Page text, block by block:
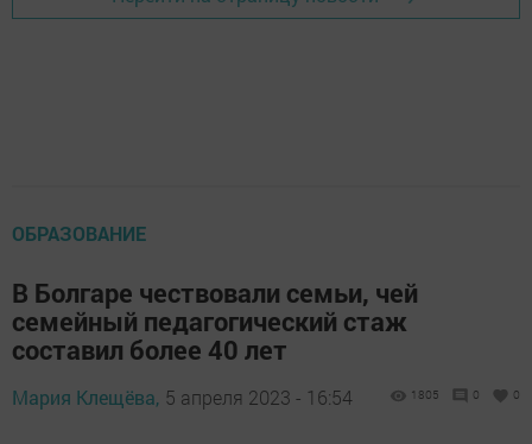
ОБРАЗОВАНИЕ
В Болгаре чествовали семьи, чей
семейный педагогический стаж
составил более 40 лет
Мария Клещёва, 5 апреля 2023 - 16:54 1805 0 0